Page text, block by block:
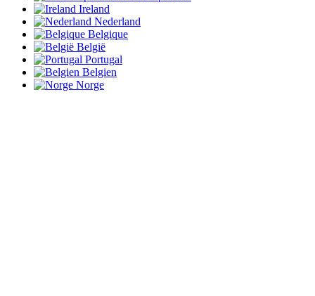
Ireland
Nederland
Belgique
België
Portugal
Belgien
Norge